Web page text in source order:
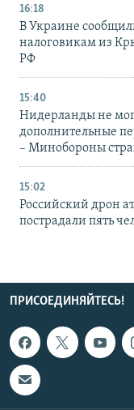
16:18
В Украине
налоговикам из
РФ
15:40
Нидерланды не
дополнительные
– Минобороны
15:02
Российский дрон
пострадали пять
ПРИСОЕДИНЯЙТЕСЬ!